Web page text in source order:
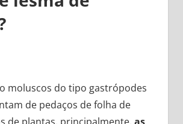
moluscos do tipo gastrópodes
de pedaços de folha de